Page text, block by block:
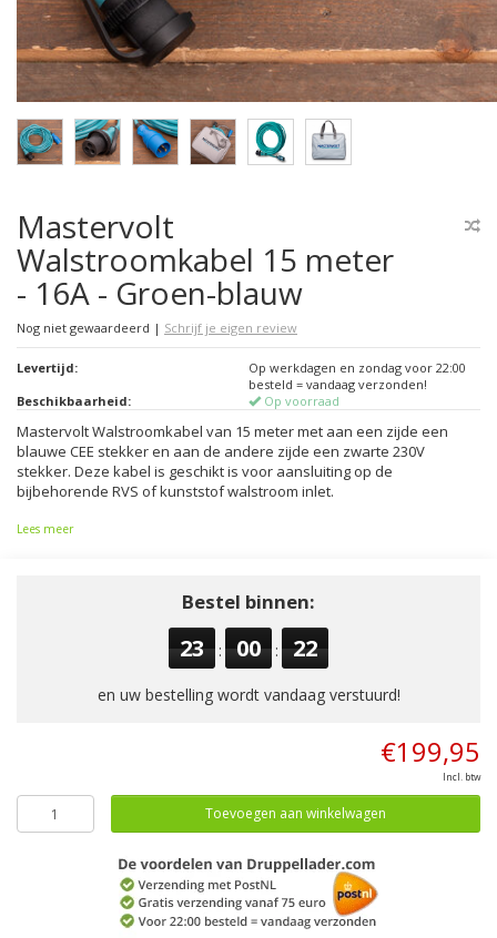
Mastervolt
Walstroomkabel 15 meter
- 16A - Groen-blauw
Nog niet gewaardeerd | Schrijf je eigen review
Levertijd:
Op werkdagen en zondag voor 22:00
besteld = vandaag verzonden!
Beschikbaarheid:
Op voorraad
Mastervolt Walstroomkabel van 15 meter met aan een zijde een
blauwe CEE stekker en aan de andere zijde een zwarte 230V
stekker. Deze kabel is geschikt is voor aansluiting op de
bijbehorende RVS of kunststof walstroom inlet.
Lees meer
Bestel binnen:
23 : 00 : 22
en uw bestelling wordt vandaag verstuurd!
€199,95
Incl. btw
Toevoegen aan winkelwagen